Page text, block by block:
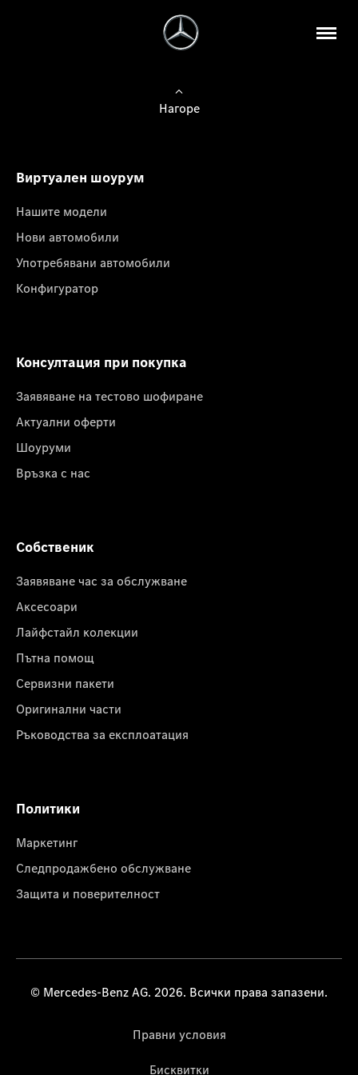
Нагоре
Виртуален шоурум
Нашите модели
Нови автомобили
Употребявани автомобили
Конфигуратор
Консултация при покупка
Заявяване на тестово шофиране
Актуални оферти
Шоуруми
Връзка с нас
Собственик
Заявяване час за обслужване
Аксесоари
Лайфстайл колекции
Пътна помощ
Сервизни пакети
Оригинални части
Ръководства за експлоатация
Политики
Маркетинг
Следпродажбено обслужване
Защита и поверителност
© Mercedes-Benz AG. 2026. Всички права запазени.
Правни условия
Бисквитки